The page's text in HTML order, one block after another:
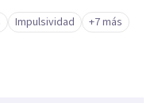
las necesidades de cada
enteramente
de horarios y una
Impulsividad +7 más